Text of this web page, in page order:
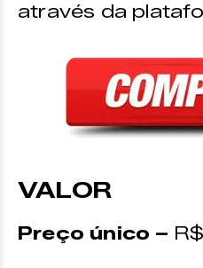
através da
VALOR
Preço único –